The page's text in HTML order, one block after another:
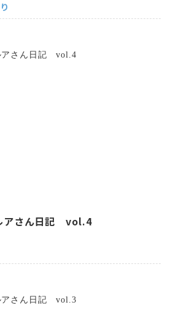
アさん日記 vol.4